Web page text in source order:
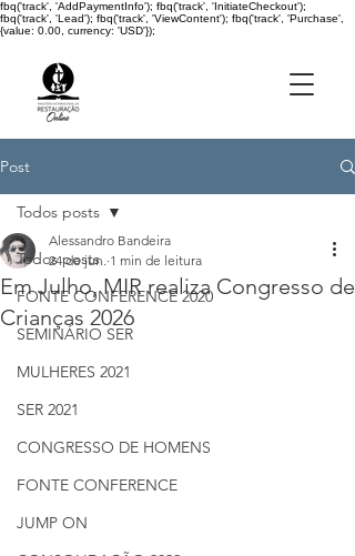
fbq('track', 'AddPaymentInfo'); fbq('track', 'InitiateCheckout');
fbq('track', 'Lead'); fbq('track', 'ViewContent'); fbq('track', 'Purchase',
{value: 0.00, currency: 'USD'});
Post
Todos posts
FONTE CONFERENCE 2020
SEMINÁRIO SER
MULHERES 2021
SER 2021
CONGRESSO DE HOMENS
FONTE CONFERENCE
JUMP ON
Todos posts
Em Julho, MIR realiza Congresso de
Crianças 2026
Alessandro Bandeira
24 de jun. 1 min de leitura